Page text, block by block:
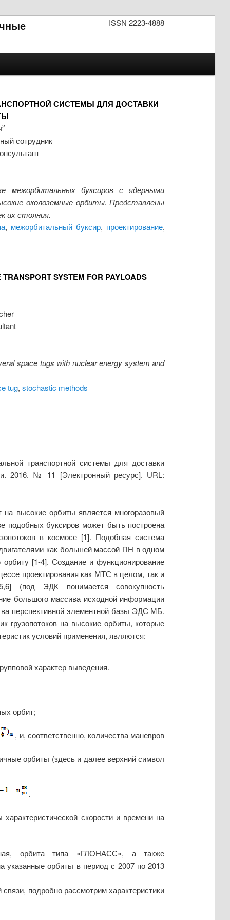
ISSN 2223-4888
СИСТЕМЫ ДЛЯ ДОСТАВКИ
2
сотрудник
межорбитальных буксиров с ядерными
околоземные орбиты. Представлены
их стояния.
, межорбитальный буксир, проектирование,
SYSTEM FOR PAYLOADS
space tugs with nuclear energy system and
tug, stochastic methods
транспортной системы для доставки
2016. № 11 [Электронный ресурс]. URL:
высокие орбиты является многоразовый
подобных буксиров может быть построена
в космосе [1]. Подобная система
как большей массой ПН в одном
[1-4]. Создание и функционирование
проектирования как МТС в целом, так и
(под ЭДК понимается совокупность
большого массива исходной информации
перспективной элементной базы ЭДС МБ.
грузопотоков на высокие орбиты, которые
условий применения, являются:
характер выведения.
орбит;
, и, соответственно, количества маневров
орбиты (здесь и далее верхний символ
.
скорости и времени на
орбита типа «ГЛОНАСС», а также
указанные орбиты в период с 2007 по 2013
подробно рассмотрим характеристики